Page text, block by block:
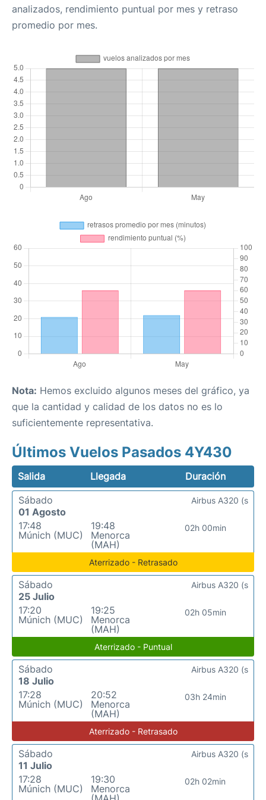
analizados, rendimiento puntual por mes y retraso
promedio por mes.
Nota: Hemos excluido algunos meses del gráfico, ya
que la cantidad y calidad de los datos no es lo
suficientemente representativa.
Últimos Vuelos Pasados 4Y430
Salida Llegada
Duración
Sábado
01 Agosto
17:48
Múnich (MUC)
19:48
Menorca
(MAH)
02h 00min
Airbus A320 (s
Aterrizado - Retrasado
Sábado
25 Julio
17:20
Múnich (MUC)
19:25
Menorca
(MAH)
02h 05min
Airbus A320 (s
Aterrizado - Puntual
Sábado
18 Julio
17:28
Múnich (MUC)
20:52
Menorca
(MAH)
03h 24min
Airbus A320 (s
Aterrizado - Retrasado
Sábado
11 Julio
17:28
Múnich (MUC)
19:30
Menorca
02h 02min
Airbus A320 (s